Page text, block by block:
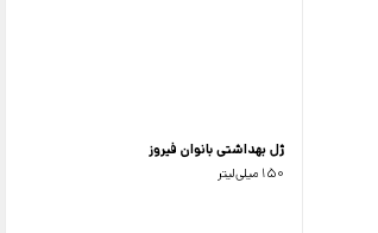
ژل بهداشتی بانوان فیروز
150میلی‌لیتر